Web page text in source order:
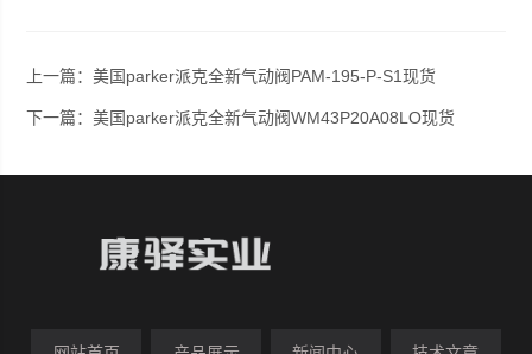
上一篇：美国parker派克全新气动阀PAM-195-P-S1现货
下一篇：美国parker派克全新气动阀WM43P20A08LO现货